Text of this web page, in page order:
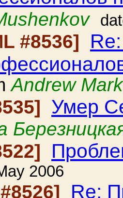
#8536]
Andrew
Умер
2006
Re: